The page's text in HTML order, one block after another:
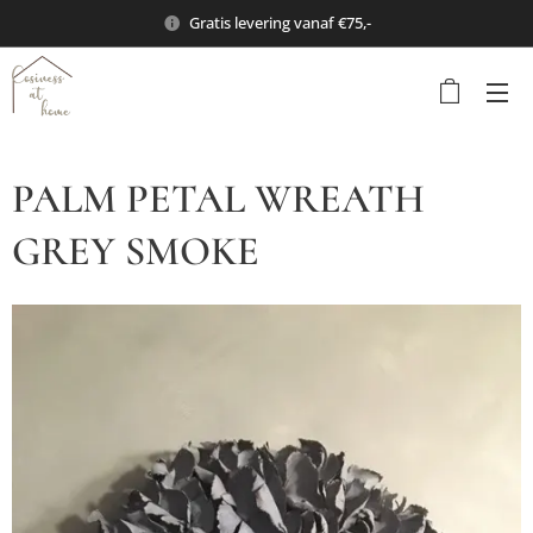
Gratis levering vanaf €75,-
PALM PETAL WREATH
GREY SMOKE